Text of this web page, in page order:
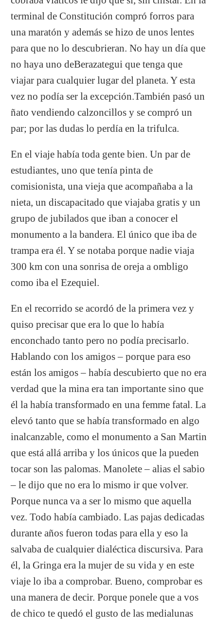
terminal de Constitución compró forros para
una maratón y además se hizo de unos lentes
para que no lo descubrieran. No hay un día que
no haya uno deBerazategui que tenga que
viajar para cualquier lugar del planeta. Y esta
vez no podía ser la excepción.También pasó un
ñato vendiendo calzoncillos y se compró un
par; por las dudas lo perdía en la trifulca.
En el viaje había toda gente bien. Un par de
estudiantes, uno que tenía pinta de
comisionista, una vieja que acompañaba a la
nieta, un discapacitado que viajaba gratis y un
grupo de jubilados que iban a conocer el
monumento a la bandera. El único que iba de
trampa era él. Y se notaba porque nadie viaja
300 km con una sonrisa de oreja a ombligo
como iba el Ezequiel.
En el recorrido se acordó de la primera vez y
quiso precisar que era lo que lo había
enconchado tanto pero no podía precisarlo.
Hablando con los amigos – porque para eso
están los amigos – había descubierto que no era
verdad que la mina era tan importante sino que
él la había transformado en una femme fatal. La
elevó tanto que se había transformado en algo
inalcanzable, como el monumento a San Martin
que está allá arriba y los únicos que la pueden
tocar son las palomas. Manolete – alias el sabio
– le dijo que no era lo mismo ir que volver.
Porque nunca va a ser lo mismo que aquella
vez. Todo había cambiado. Las pajas dedicadas
durante años fueron todas para ella y eso la
salvaba de cualquier dialéctica discursiva. Para
él, la Gringa era la mujer de su vida y en este
viaje lo iba a comprobar. Bueno, comprobar es
una manera de decir. Porque ponele que a vos
de chico te quedó el gusto de las medialunas